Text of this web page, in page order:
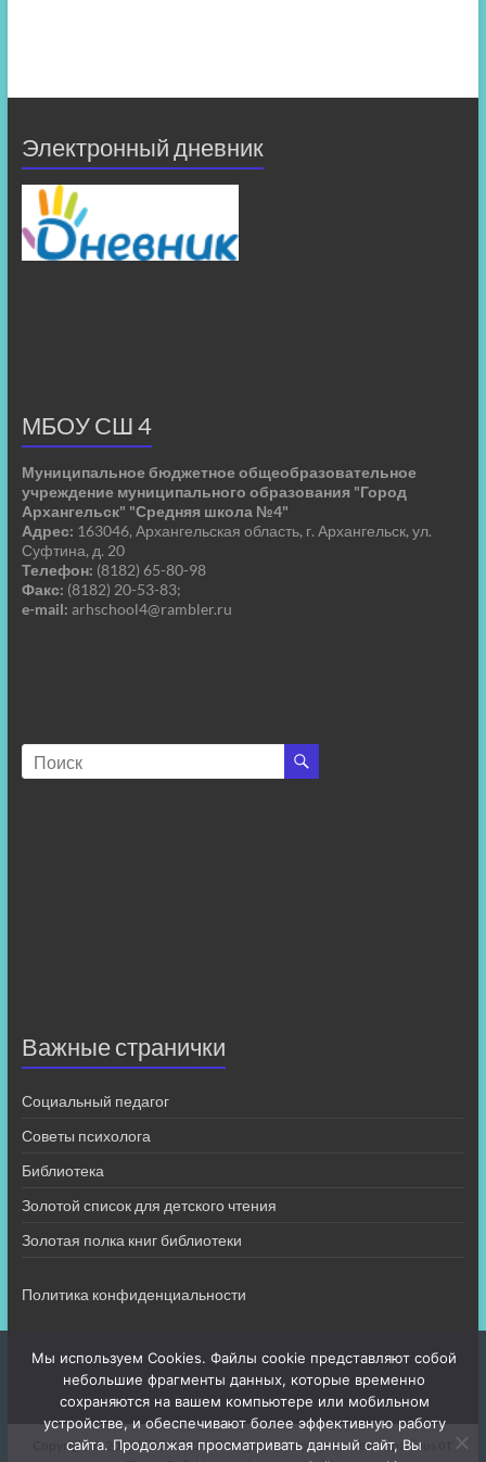
Электронный дневник
МБОУ СШ 4
Муниципальное бюджетное общеобразовательное
учреждение муниципального образования "Город
Архангельск" "Средняя школа №4"
Адрес: 163046, Архангельская область, г. Архангельск, ул.
Суфтина, д. 20
Телефон: (8182) 65-80-98
Факс: (8182) 20-53-83;
e-mail: arhschool4@rambler.ru
Важные странички
Социальный педагог
Советы психолога
Библиотека
Золотой список для детского чтения
Золотая полка книг библиотеки
Политика конфиденциальности
Copyright © 2026МБОУ СШ 4. Все права защищены. ТемаSpacious
Мы используем Cookies. Файлы cookie представляют собой
небольшие фрагменты данных, которые временно
сохраняются на вашем компьютере или мобильном
устройстве, и обеспечивают более эффективную работу
сайта. Продолжая просматривать данный сайт, Вы